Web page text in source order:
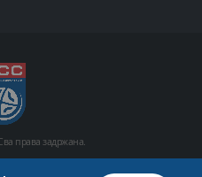
права задржана.